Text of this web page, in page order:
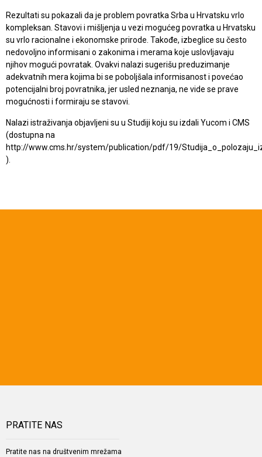
Rezultati su pokazali da je problem povratka Srba u Hrvatsku vrlo
kompleksan. Stavovi i mišljenja u vezi mogućeg povratka u Hrvatsku
su vrlo racionalne i ekonomske prirode. Takođe, izbeglice su često
nedovoljno informisani o zakonima i merama koje uslovljavaju
njihov mogući povratak. Ovakvi nalazi sugerišu preduzimanje
adekvatnih mera kojima bi se poboljšala informisanost i povećao
potencijalni broj povratnika, jer usled neznanja, ne vide se prave
mogućnosti i formiraju se stavovi.
Nalazi istraživanja objavljeni su u Studiji koju su izdali Yucom i CMS
(dostupna na
http://www.cms.hr/system/publication/pdf/19/
).
PRATITE NAS
Pratite nas na društvenim mrežama